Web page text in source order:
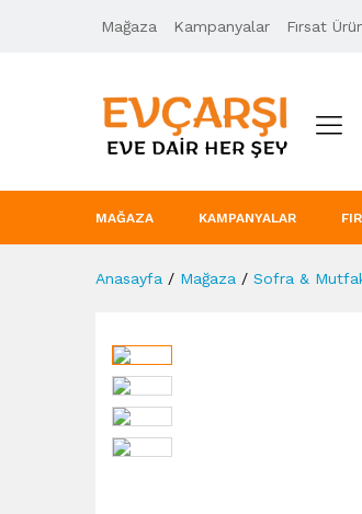
Mağaza Kampanyalar Fırsat
MAĞAZA KAMPANYALAR
Anasayfa / Mağaza / Sofra &
Ürün Açıklaması Taksit